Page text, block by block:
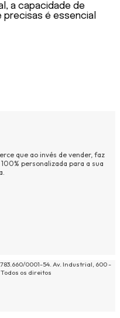
a capacidade de
é essencial
que ao invés de vender, faz
personalizada para a sua
0001-54. Av. Industrial, 600 -
os direitos